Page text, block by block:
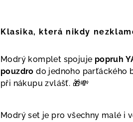
Klasika, která nikdy
Modrý komplet spojuje popruh
pouzdro do jednoho parťáckého
při nákupu zvlášť. 🎁💸
Modrý set je pro všechny malé i